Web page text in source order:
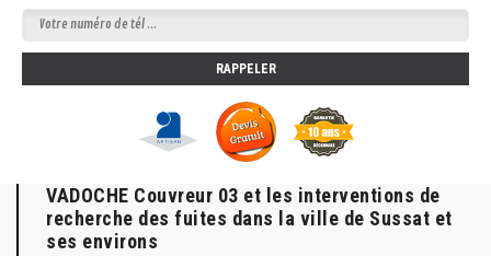
VADOCHE Couvreur 03 et les interventions de
recherche des fuites dans la ville de Sussat et
ses environs